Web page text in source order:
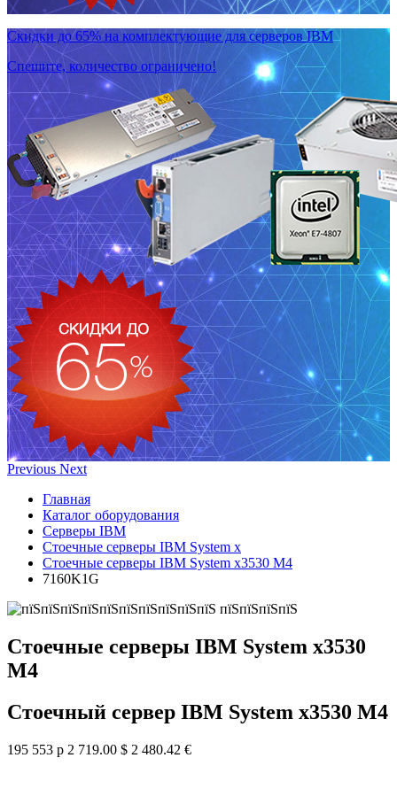
Скидки до 65% на комплектующие для серверов IBM
Спешите, количество ограничено!
Previous Next
Главная
Каталог оборудования
Серверы IBM
Стоечные серверы IBM System x
Стоечные серверы IBM System x3530 M4
7160K1G
Стоечные серверы IBM System x3530
M4
Стоечный сервер IBM System x3530 M4
195 553 р 2 719.00 $ 2 480.42 €